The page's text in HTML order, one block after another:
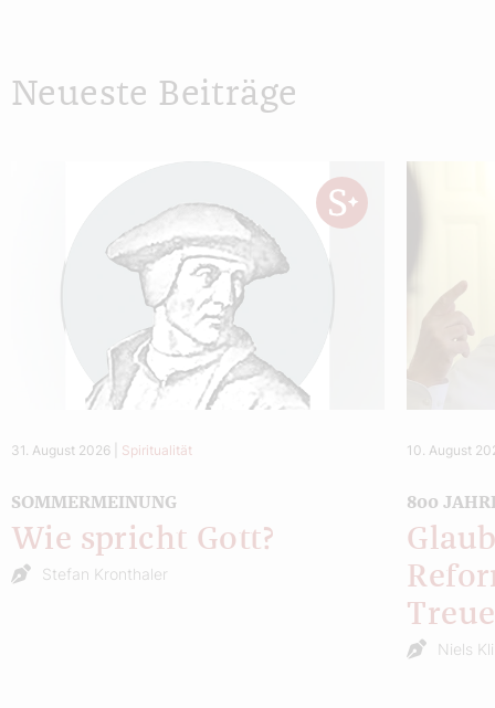
Neueste Beiträge
31. August 2026 Spiritualität
SOMMERMEINUNG
Wie spricht Gott?
Stefan Kronthaler
10. August
800
Treue
Niels